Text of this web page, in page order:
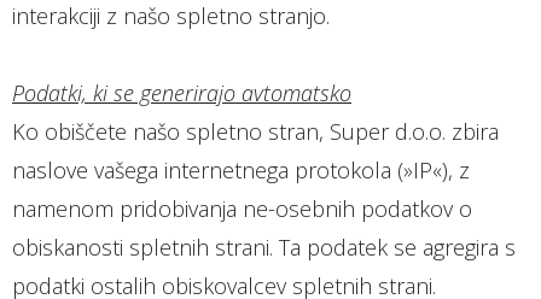
interakciji z našo spletno stranjo.
Podatki, ki se generirajo avtomatsko
Ko obiščete našo spletno stran, Super d.o.o. zbira
naslove vašega internetnega protokola (»IP«), z
namenom pridobivanja ne-osebnih podatkov o
obiskanosti spletnih strani. Ta podatek se agregira s
podatki ostalih obiskovalcev spletnih strani.